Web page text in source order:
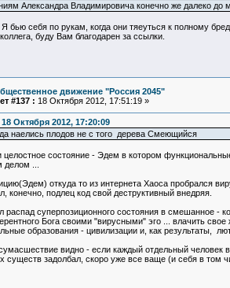
Александра Владимировича конечно же далеко до
бью себя по рукам, когда они тяеуться к полному
буду Вам благодарен за ссылки.
движение "Россия 2045"
#137 : 18 Октября 2012, 17:51:19 »
Октября 2012, 17:20:09
наелись плодов не с того дерева Смеющийся
целостное состояние - Эдем в котором
делом ...
откуда то из интернета Хаоса пробрался
конечно, подлец код свой деструктивный внедряя.
распад суперпозиционного состояния в смешанное -
Бога своими "вирусными" эго ... влачить
образования - цивилизации и, как результаты,
видно - если каждый отдельный человек
задолбал, скоро уже все ваще (и себя в том